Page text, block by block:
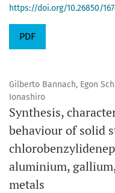
https://doi.org/10.26850/
PDF
Gilberto Bannach, Egon
Ionashiro
Synthesis,
behaviour of solid
aluminium,
metals